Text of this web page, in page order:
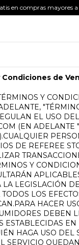
en compras mayores a
Condiciones de
Y
EL USO
(EN ADELANTE
DE REFEREE
Y
LA LEGISLACIÓN
LOS
HACER
DEBEN
ESTABLECIDAS
HAGA USO DEL
SERVICIO